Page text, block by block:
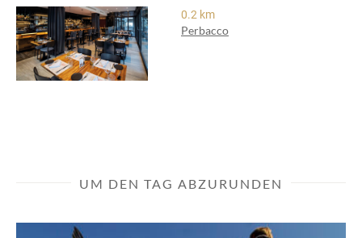
0.2 km
Perbacco
UM DEN TAG ABZURUNDEN